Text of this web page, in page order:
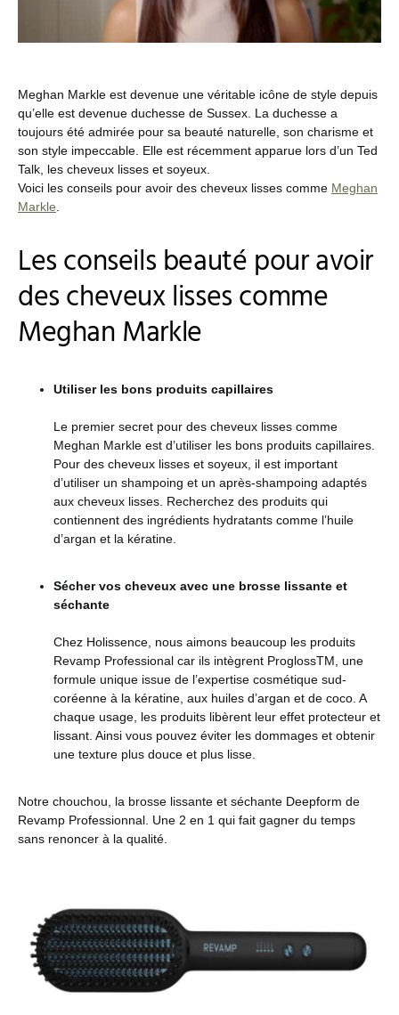
Meghan Markle est devenue une véritable icône de style depuis
qu’elle est devenue duchesse de Sussex. La duchesse a
toujours été admirée pour sa beauté naturelle, son charisme et
son style impeccable. Elle est récemment apparue lors d’un Ted
Talk, les cheveux lisses et soyeux.
Voici les conseils pour avoir des cheveux lisses comme Meghan
Markle
Les conseils beauté pour avoir
des cheveux lisses comme
Meghan Markle
Utiliser les bons produits capillaires
Le premier secret pour des cheveux lisses comme
Meghan Markle est d’utiliser les bons produits capillaires.
Pour des cheveux lisses et soyeux, il est important
d’utiliser un shampoing et un après-shampoing adaptés
aux cheveux lisses. Recherchez des produits qui
contiennent des ingrédients hydratants comme l’huile
d’argan et la kératine.
Sécher vos cheveux avec une brosse lissante et
séchante
Chez Holissence, nous aimons beaucoup les produits
Revamp Professional car ils intègrent ProglossTM, une
formule unique issue de l’expertise cosmétique sud-
coréenne à la kératine, aux huiles d’argan et de coco. A
chaque usage, les produits libèrent leur effet protecteur et
lissant. Ainsi vous pouvez éviter les dommages et obtenir
une texture plus douce et plus lisse.
Notre chouchou, la brosse lissante et séchante Deepform de
Revamp Professionnal. Une 2 en 1 qui fait gagner du temps
sans renoncer à la qualité.